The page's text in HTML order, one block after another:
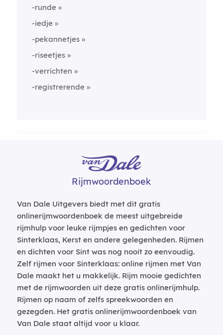
-runde
-iedje
-pekannetjes
-riseetjes
-verrichten
-registrerende
Rijmwoordenboek
Van Dale Uitgevers biedt met dit gratis
onlinerijmwoordenboek de meest uitgebreide
rijmhulp voor leuke rijmpjes en gedichten voor
Sinterklaas, Kerst en andere gelegenheden. Rijmen
en dichten voor Sint was nog nooit zo eenvoudig.
Zelf rijmen voor Sinterklaas: online rijmen met Van
Dale maakt het u makkelijk. Rijm mooie gedichten
met de rijmwoorden uit deze gratis onlinerijmhulp.
Rijmen op naam of zelfs spreekwoorden en
gezegden. Het gratis onlinerijmwoordenboek van
Van Dale staat altijd voor u klaar.